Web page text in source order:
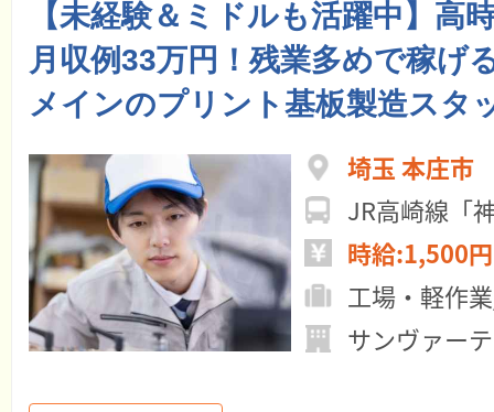
【未経験＆ミドルも活躍中】高
月収例33万円！残業多めで稼げ
メインのプリント基板製造スタ
埼玉 本庄市
JR高崎線「
時給:1,500
工場・軽作
サンヴァー